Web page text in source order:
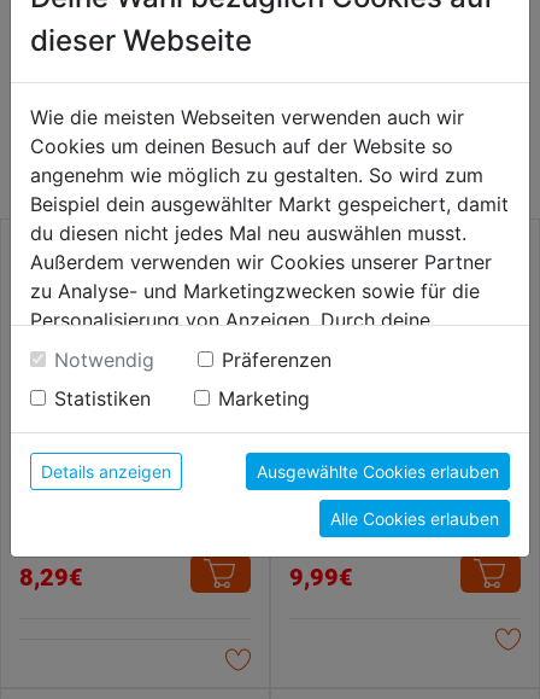
WEITERE PRODUKTE AUS DIESER
KATEGORIE
8,29€
Pinselset "Professional Acryl"
9,99€
dieser Webseite
Wie die meisten Webseiten verwenden auch wir
Cookies um deinen Besuch auf der Website so
angenehm wie möglich zu gestalten. So wird zum
Beispiel dein ausgewählter Markt gespeichert, damit
du diesen nicht jedes Mal neu auswählen musst.
Außerdem verwenden wir Cookies unserer Partner
zu Analyse- und Marketingzwecken sowie für die
Personalisierung von Anzeigen. Durch deine
Einwilligung werden die Daten von Drittanbieter,
unter anderem auch in den USA, verarbeitet.
Durch Klick auf "Alle Cookies erlauben" stimmst du
der Verwendung aller Cookies zu. Unter "Details
anzeigen" findest du alle Infos zu den
unterschiedlichen Cookies, unter "Cookies
Konfigurieren" kannst du auswählen, welche Cookies
du zulassen möchtest und welche nicht.
Weitere Informationen findest du in unserer
Notwendig
Präferenzen
Statistiken
Marketing
Details anzeigen Ausgewählte Cookies erlauben
Alle Cookies erlauben